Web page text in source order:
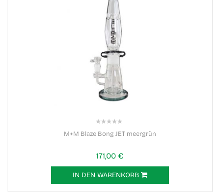
M+M Blaze Bong JET meergrün
171,00 €
IN DEN WARENKORB